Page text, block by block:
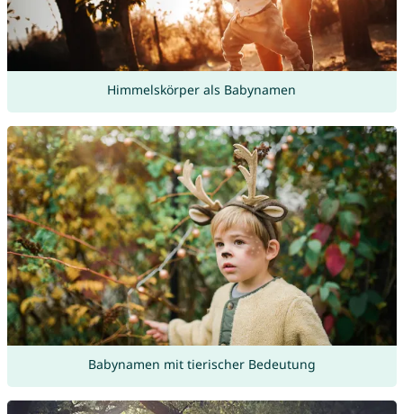
Himmelskörper als Babynamen
Babynamen mit tierischer Bedeutung